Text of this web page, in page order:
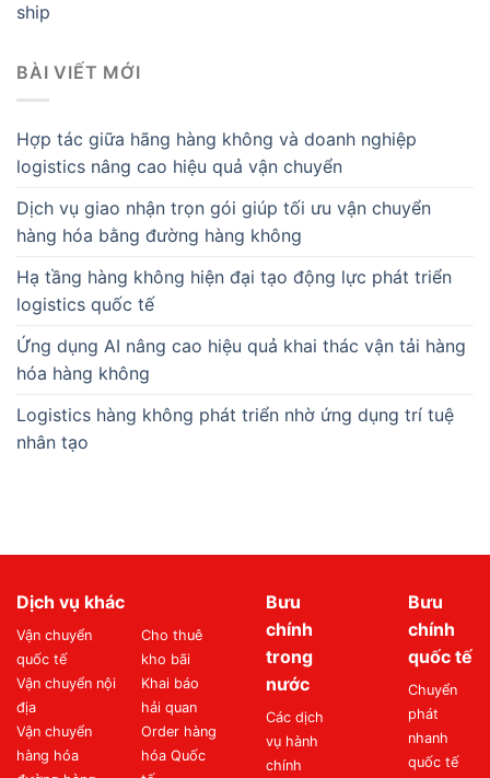
ship
BÀI VIẾT MỚI
Hợp tác giữa hãng hàng không và doanh nghiệp
logistics nâng cao hiệu quả vận chuyển
Dịch vụ giao nhận trọn gói giúp tối ưu vận chuyển
hàng hóa bằng đường hàng không
Hạ tầng hàng không hiện đại tạo động lực phát triển
logistics quốc tế
Ứng dụng AI nâng cao hiệu quả khai thác vận tải hàng
hóa hàng không
Logistics hàng không phát triển nhờ ứng dụng trí tuệ
nhân tạo
Dịch vụ khác
Vận chuyển
quốc tế
Vận chuyển nội
địa
Vận chuyển
hàng hóa
Cho thuê
kho bãi
Khai báo
hải quan
Order hàng
hóa Quốc
Bưu
chính
trong
nước
Các dịch
vụ hành
chính
Bưu
chính
quốc tế
Chuyển
phát
nhanh
quốc tế